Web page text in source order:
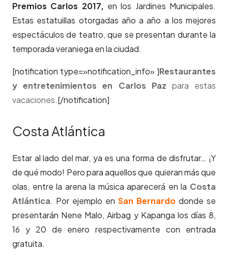
Premios Carlos 2017, en los Jardines Municipales.
Estas estatuillas otorgadas año a año a los mejores
espectáculos de teatro, que se presentan durante la
temporada veraniega en la ciudad.
[notification type=»notification_info» ]Restaurantes
y entretenimientos en Carlos Paz para estas
vacaciones.[/notification]
Costa Atlántica
Estar al lado del mar, ya es una forma de disfrutar… ¡Y
de qué modo! Pero para aquellos que quieran más que
olas, entre la arena la música aparecerá en la Costa
Atlántica. Por ejemplo en San Bernardo donde se
presentarán Nene Malo, Airbag y Kapanga los días 8,
16 y 20 de enero respectivamente con entrada
gratuita.